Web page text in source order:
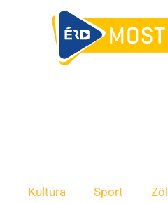
Kultúra Sport